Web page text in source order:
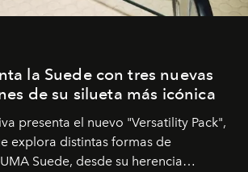
la Suede con tres nuevas
de su silueta más icónica
presenta el nuevo "Versatility Pack",
explora distintas formas de
Suede, desde su herencia